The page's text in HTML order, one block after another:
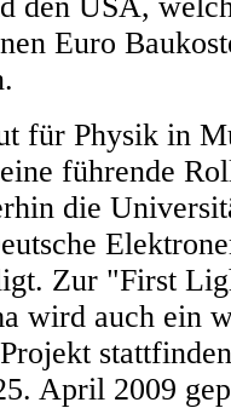
Euro
für Physik in
führende
die
Zur "First
wird auch ein
April 2009